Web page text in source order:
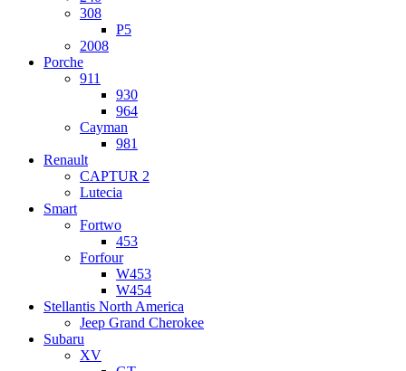
308
P5
2008
Porche
911
930
964
Cayman
981
Renault
CAPTUR 2
Lutecia
Smart
Fortwo
453
Forfour
W453
W454
Stellantis North America
Jeep Grand Cherokee
Subaru
XV